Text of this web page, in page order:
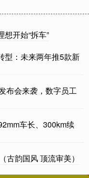
开始“拆车”
型：未来两年推5款新
布会来袭，数字员工
车长、300km续
古韵国风 顶流审美）